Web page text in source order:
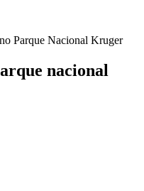
Parque Nacional Kruger
nacional